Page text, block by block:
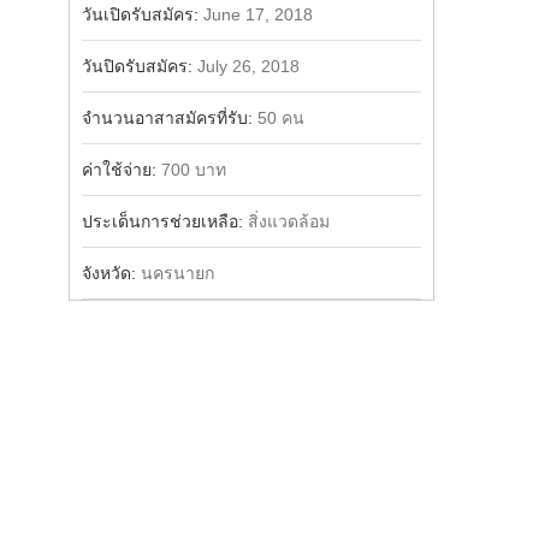
วันเปิดรับสมัคร: June 17, 2018
วันปิดรับสมัคร: July 26, 2018
จำนวนอาสาสมัครที่รับ: 50 คน
ค่าใช้จ่าย: 700 บาท
ประเด็นการช่วยเหลือ: สิ่งแวดล้อม
จังหวัด: นครนายก